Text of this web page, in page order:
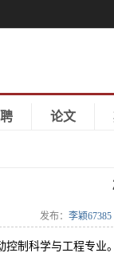
论文
发布： 李颖67385
制科学与工程专业